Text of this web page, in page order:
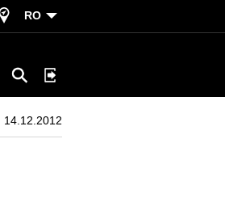
RO
14.12.2012